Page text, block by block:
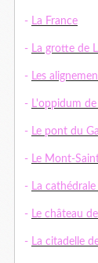
- La France
- La grotte de
- Les
- L'oppidum
- Le pont du
- Le Mont-
- La
- Le château
- La citadelle